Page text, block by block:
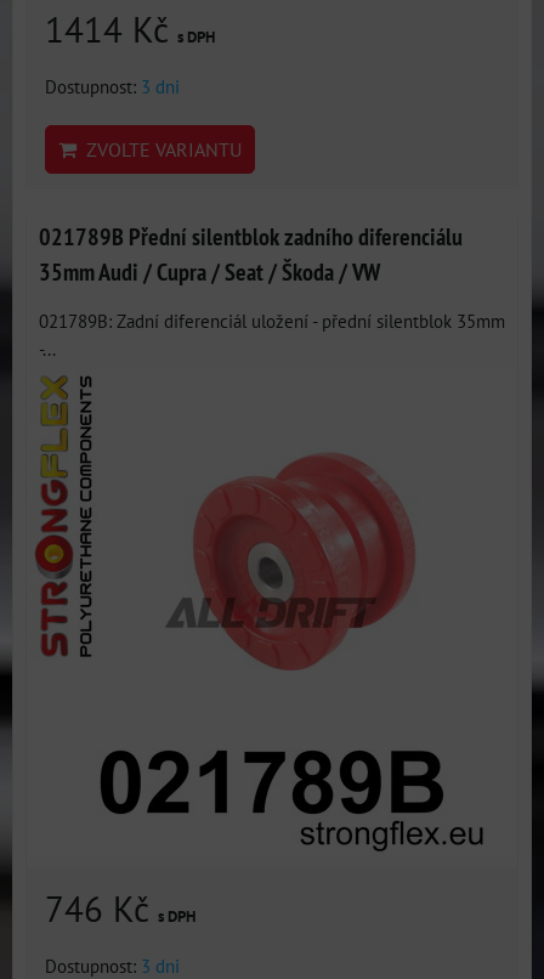
1414 Kč s DPH
Dostupnost: 3 dni
ZVOLTE VARIANTU
021789B Přední silentblok zadního diferenciálu
35mm Audi / Cupra / Seat / Škoda / VW
021789B: Zadní diferenciál uložení - přední silentblok 35mm
-...
746 Kč s DPH
Dostupnost: 3 dni